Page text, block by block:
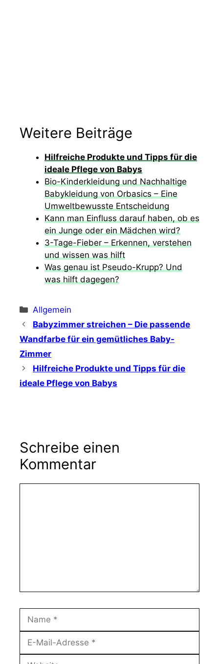
Weitere Beiträge
Hilfreiche Produkte und Tipps für die
ideale Pflege von Babys
Bio-Kinderkleidung und Nachhaltige
Babykleidung von Orbasics – Eine
Umweltbewusste Entscheidung
Kann man Einfluss darauf haben, ob es
ein Junge oder ein Mädchen wird?
3-Tage-Fieber – Erkennen, verstehen
und wissen was hilft
Was genau ist Pseudo-Krupp? Und
was hilft dagegen?
Kategorien
Allgemein
Babyzimmer streichen – Die passende
Wandfarbe für ein gemütliches Baby-
Zimmer
Hilfreiche Produkte und Tipps für die
ideale Pflege von Babys
Schreibe einen
Kommentar
Mail-
Adresse